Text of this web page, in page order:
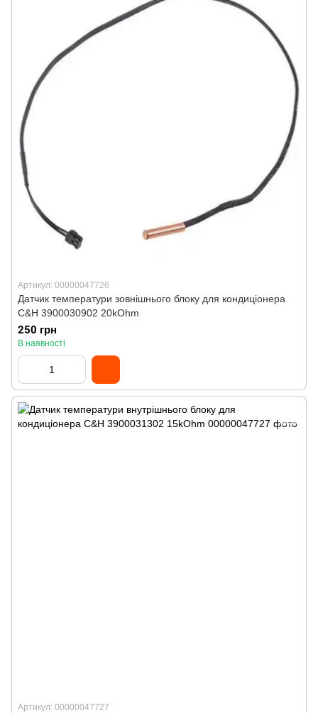
Артикул: 00000047726
Датчик температури зовнішнього блоку для кондиціонера
C&H 3900030902 20kOhm
250 грн
В наявності
Артикул: 00000047727